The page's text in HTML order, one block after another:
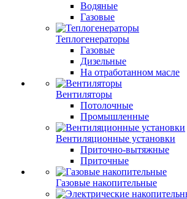
Водяные
Газовые
Теплогенераторы
Газовые
Дизельные
На отработанном масле
Вентиляторы
Потолочные
Промышленные
Вентиляционные установки
Приточно-вытяжные
Приточные
Газовые накопительные